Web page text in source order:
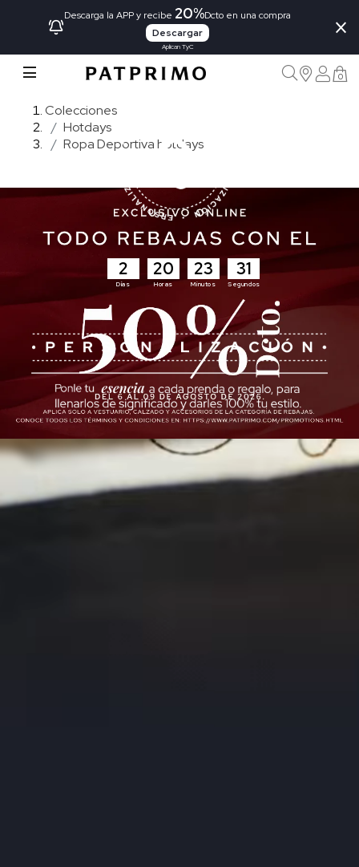
Descarga la APP y recibe 20%Dcto en una compra
Descargar
Aplican TyC
×
0
Colecciones
Hotdays
Ropa Deportiva hotdays
2
Días
20
Horas
23
Minutos
29
Segundos